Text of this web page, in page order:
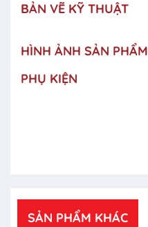
BẢN VẼ KỸ THUẬT
HÌNH ẢNH SẢN PHẨM
PHỤ KIỆN
SẢN PHẨM KHÁC